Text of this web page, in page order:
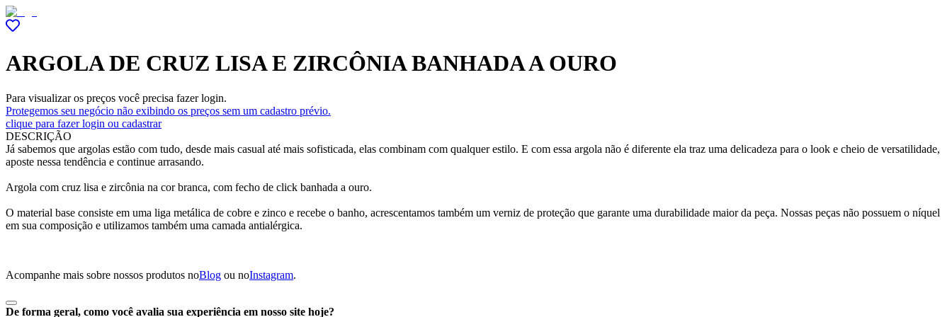
ARGOLA DE CRUZ LISA E ZIRCÔNIA BANHADA A OURO
Para visualizar os preços você precisa fazer login.
Protegemos seu negócio não exibindo os preços sem um cadastro prévio.
clique para fazer login ou cadastrar
DESCRIÇÃO
Já sabemos que argolas estão com tudo, desde mais casual até mais sofisticada, elas combinam com qualquer estilo. E com essa argola não é diferente ela traz uma delicadeza para o look e cheio de versatilidade,
aposte nessa tendência e continue arrasando.
Argola com cruz lisa e zircônia na cor branca, com fecho de click banhada a ouro.
O material base consiste em uma liga metálica de cobre e zinco e recebe o banho, acrescentamos também um verniz de proteção que garante uma durabilidade maior da peça. Nossas peças não possuem o níquel
em sua composição e utilizamos também uma camada antialérgica.
Acompanhe mais sobre nossos produtos noBlog ou noInstagram.
De forma geral, como você avalia sua experiência em nosso site hoje?